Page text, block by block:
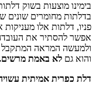
בימינו מוצעות בשוק
בדלתות מחומרים שונים
פניו, דלתות אלו
אפשר להסתיר את
ולמעשה המראה המתקבל
והוא גם לא באמת
דלת כפרית אמיתית